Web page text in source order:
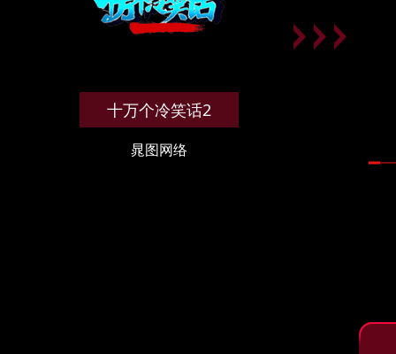
十万个冷笑话2
晁图网络